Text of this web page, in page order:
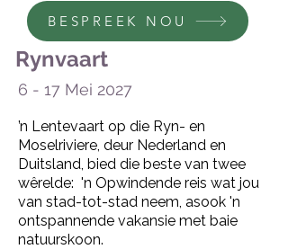
BESPREEK NOU
Rynvaart
6 - 17 Mei 2027
’n Lentevaart op die Ryn- en
Moselriviere, deur Nederland en
Duitsland, bied die beste van twee
wêrelde: 'n Opwindende reis wat jou
van stad-tot-stad neem, asook 'n
ontspannende vakansie met baie
natuurskoon.